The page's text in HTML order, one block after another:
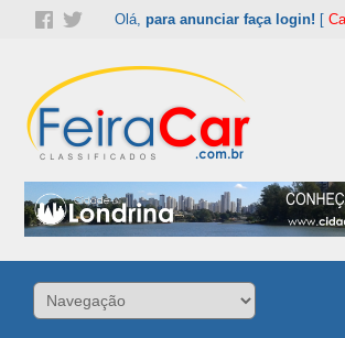
Olá, para anunciar faça login! [